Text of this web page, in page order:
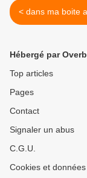
< dans ma boite
Hébergé par
Top articles
Pages
Contact
Signaler un abus
C.G.U.
Cookies et